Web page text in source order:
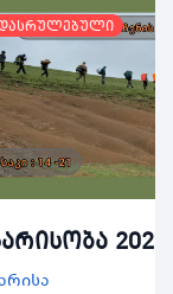
2026